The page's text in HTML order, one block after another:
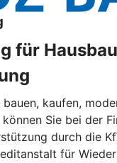
für
bauen, kaufen,
Sie bei der
durch die
für